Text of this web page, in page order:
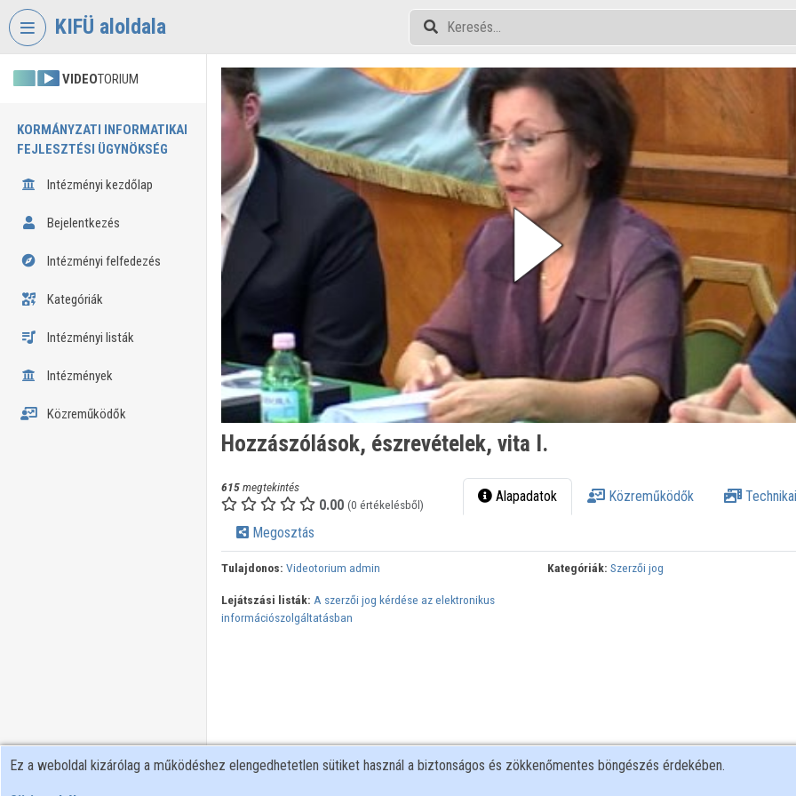
Fejléc kihagyása
KIFÜ aloldala
VIDEOTORIUM
KORMÁNYZATI INFORMATIKAI
FEJLESZTÉSI ÜGYNÖKSÉG
Intézményi kezdőlap
Bejelentkezés
Intézményi felfedezés
Kategóriák
Intézményi listák
Intézmények
Közreműködők
Hozzászólások, észrevételek, vita I.
615megtekintés
0.00 (0 értékelésből) Alapadatok Közreműködők
Megosztás
Tulajdonos: Videotorium admin Kategóriák: Szerzői jog
Lejátszási listák: A szerzői jog kérdése az elektronikus
információszolgáltatásban
Ez a weboldal kizárólag a működéshez elengedhetetlen sütiket használ a biztonságos és zökkenőmentes böngészés érdekében.